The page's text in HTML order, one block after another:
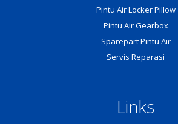
Pintu Air Locker Pillow
Pintu Air Gearbox
Sparepart Pintu Air
Servis Reparasi
Links